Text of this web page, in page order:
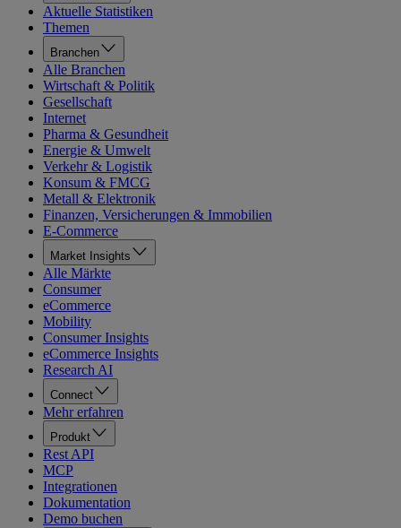
Aktuelle Statistiken
Themen
Branchen
Alle Branchen
Wirtschaft & Politik
Gesellschaft
Internet
Pharma & Gesundheit
Energie & Umwelt
Verkehr & Logistik
Konsum & FMCG
Metall & Elektronik
Finanzen, Versicherungen & Immobilien
E-Commerce
Market Insights
Alle Märkte
Consumer
eCommerce
Mobility
Consumer Insights
eCommerce Insights
Research AI
Connect
Mehr erfahren
Produkt
Rest API
MCP
Integrationen
Dokumentation
Demo buchen